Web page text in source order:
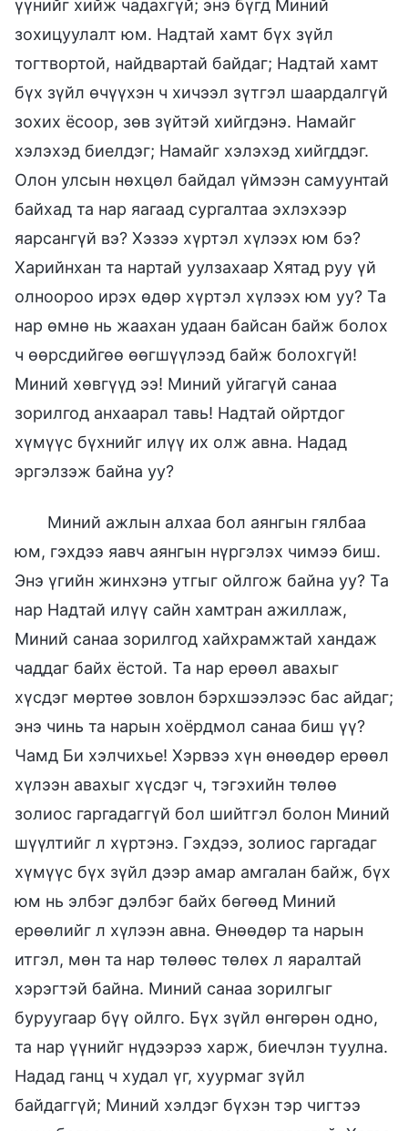
үүнийг хийж чадахгүй; энэ бүгд Миний
зохицуулалт юм. Надтай хамт бүх зүйл
тогтвортой, найдвартай байдаг; Надтай хамт
бүх зүйл өчүүхэн ч хичээл зүтгэл шаардалгүй
зохих ёсоор, зөв зүйтэй хийгдэнэ. Намайг
хэлэхэд биелдэг; Намайг хэлэхэд хийгддэг.
Олон улсын нөхцөл байдал үймээн самуунтай
байхад та нар яагаад сургалтаа эхлэхээр
яарсангүй вэ? Хэзээ хүртэл хүлээх юм бэ?
Харийнхан та нартай уулзахаар Хятад руу үй
олноороо ирэх өдөр хүртэл хүлээх юм уу? Та
нар өмнө нь жаахан удаан байсан байж болох
ч өөрсдийгөө өөгшүүлээд байж болохгүй!
Миний хөвгүүд ээ! Миний уйгагүй санаа
зорилгод анхаарал тавь! Надтай ойртдог
хүмүүс бүхнийг илүү их олж авна. Надад
эргэлзэж байна уу?
Миний ажлын алхаа бол аянгын гялбаа
юм, гэхдээ яавч аянгын нүргэлэх чимээ биш.
Энэ үгийн жинхэнэ утгыг ойлгож байна уу? Та
нар Надтай илүү сайн хамтран ажиллаж,
Миний санаа зорилгод хайхрамжтай хандаж
чаддаг байх ёстой. Та нар ерөөл авахыг
хүсдэг мөртөө зовлон бэрхшээлээс бас айдаг;
энэ чинь та нарын хоёрдмол санаа биш үү?
Чамд Би хэлчихье! Хэрвээ хүн өнөөдөр ерөөл
хүлээн авахыг хүсдэг ч, тэгэхийн төлөө
золиос гаргадаггүй бол шийтгэл болон Миний
шүүлтийг л хүртэнэ. Гэхдээ, золиос гаргадаг
хүмүүс бүх зүйл дээр амар амгалан байж, бүх
юм нь элбэг дэлбэг байх бөгөөд Миний
ерөөлийг л хүлээн авна. Өнөөдөр та нарын
итгэл, мөн та нар төлөөс төлөх л яаралтай
хэрэгтэй байна. Миний санаа зорилгыг
буруугаар бүү ойлго. Бүх зүйл өнгөрөн одно,
та нар үүнийг нүдээрээ харж, биечлэн туулна.
Надад ганц ч худал үг, хуурмаг зүйл
байдаггүй; Миний хэлдэг бүхэн тэр чигтээ